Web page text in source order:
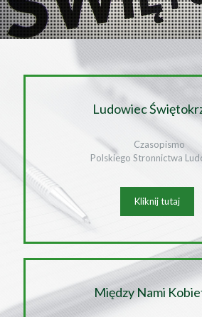
Ludowiec
Czasopismo
Polskiego Stronnictwa
Kliknij tutaj
Między Nami